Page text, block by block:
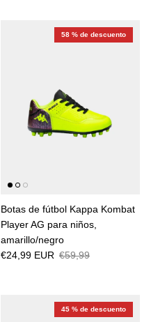
58 % de descuento
Botas de fútbol Kappa Kombat
Player AG para niños,
amarillo/negro
€24,99 EUR €59,99
45 % de descuento